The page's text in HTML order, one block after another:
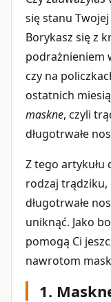
się stanu
Borykasz się z
podrażnieniem
czy na
ostatnich
maskne, czyli
długotrwałe
Z tego artykułu
rodzaj trądziku,
długotrwałe
uniknąć. Jako
pomogą Ci
nawrotom
1.